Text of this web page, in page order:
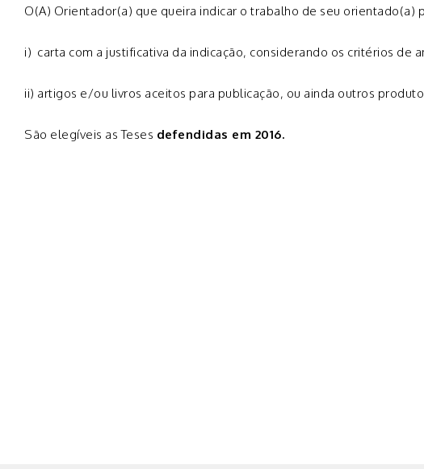
O(A) Orientador(a) que queira indicar o trabalho de seu orientado(a)
i) carta com a justificativa da indicação, considerando os critérios de
ii) artigos e/ou livros aceitos para publicação, ou ainda outros
São elegíveis as Teses defendidas em 2016.